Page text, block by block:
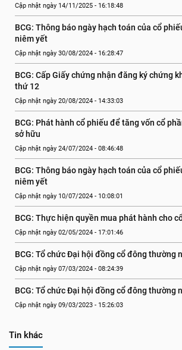
Cập nhật ngày 14/11/2025 - 16:18:48
BCG: Thông báo ngày hạch toán của cổ
niêm yết
Cập nhật ngày 30/08/2024 - 16:28:47
BCG: Cấp Giấy chứng nhận đăng ký chứng
thứ 12
Cập nhật ngày 20/08/2024 - 14:33:03
BCG: Phát hành cổ phiếu để tăng vốn cổ
sở hữu
Cập nhật ngày 24/07/2024 - 08:46:48
BCG: Thông báo ngày hạch toán của cổ
niêm yết
Cập nhật ngày 10/07/2024 - 10:08:01
BCG: Thực hiện quyền mua phát hành cho
Cập nhật ngày 02/05/2024 - 17:01:46
BCG: Tổ chức Đại hội đồng cổ đông thường
Cập nhật ngày 07/03/2024 - 08:24:39
BCG: Tổ chức Đại hội đồng cổ đông thường
Cập nhật ngày 09/03/2023 - 15:26:03
Tin khác